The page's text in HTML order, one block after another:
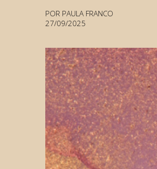
POR PAULA FRANCO
27/09/2025